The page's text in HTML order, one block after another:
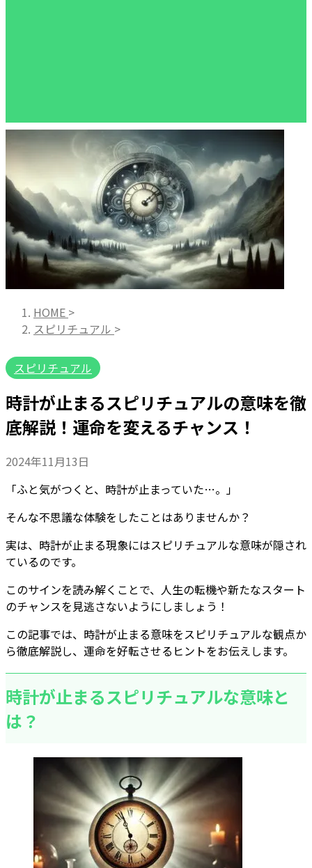
HOME >
スピリチュアル >
スピリチュアル
時計が止まるスピリチュアルの意味を徹
底解説！運命を変えるチャンス！
2024年11月13日
「ふと気がつくと、時計が止まっていた…。」
そんな不思議な体験をしたことはありませんか？
実は、時計が止まる現象にはスピリチュアルな意味が隠され
ているのです。
このサインを読み解くことで、人生の転機や新たなスタート
のチャンスを見逃さないようにしましょう！
この記事では、時計が止まる意味をスピリチュアルな観点か
ら徹底解説し、運命を好転させるヒントをお伝えします。
時計が止まるスピリチュアルな意味と
は？